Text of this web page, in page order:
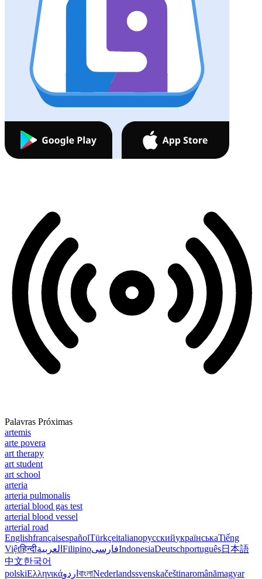
Palavras Próximas
artemis
arte povera
art therapy
art student
art school
arteria
arteria pulmonalis
arterial blood gas test
arterial blood vessel
arterial road
EnglishfrançaisespañolTürkçeitalianoрусскийукраїнськаTiếng
Việtहिन्दीالعربية FilipinoفارسیIndonesiaDeutschportuguês日本語
中文한국어
polskiΕλληνικάاردو বাংলাNederlandssvenskačeštinaromânămagyar